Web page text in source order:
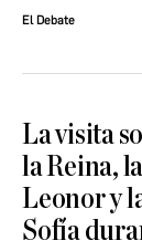
El Debate
La visita
la Reina,
Leonor y
Sofía